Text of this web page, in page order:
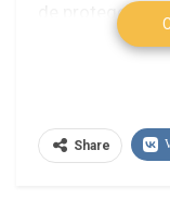
de protegerse
pudientes no
Más de cuarto
Share